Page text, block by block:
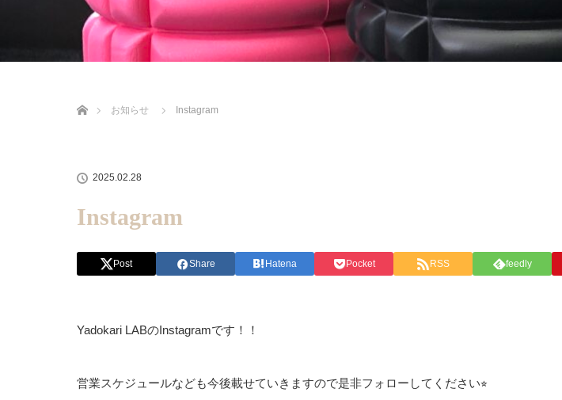
お知らせ
Instagram
2025.02.28
Instagram
Post Share Hatena Pocket RSS feedly
Yadokari LABのInstagramです！！
営業スケジュールなども今後載せていきますので是非フォローしてください⭐︎